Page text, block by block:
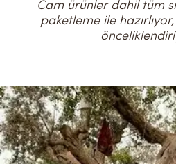
Cam ürünler dahil tüm
paketleme ile